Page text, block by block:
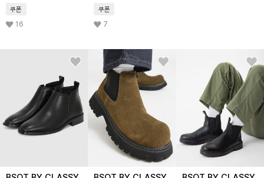
쿠폰
16
쿠폰
7